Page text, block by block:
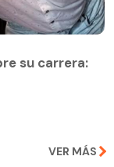
su carrera:
VER MÁS